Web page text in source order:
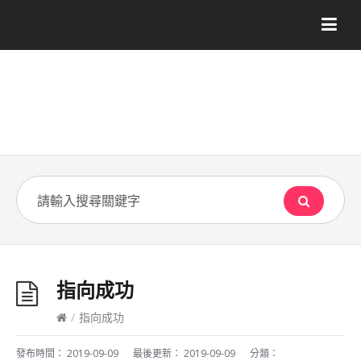
指向成功
/ 指向成功
發布時間： 2019-09-09 最後更新： 2019-09-09 分類：